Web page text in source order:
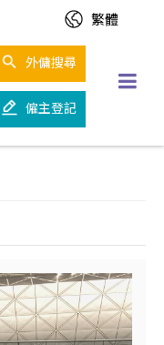
外傭搜尋
僱主登記
繁體